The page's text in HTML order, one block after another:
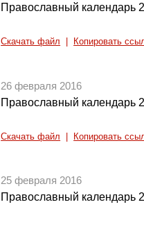
Православный календарь
Скачать файл Копировать
26 февраля 2016
Православный календарь
Скачать файл Копировать
25 февраля 2016
Православный календарь